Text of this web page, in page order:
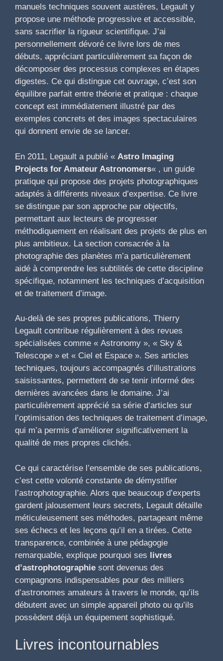
manuels techniques souvent austères, Legault y
propose une méthode progressive et accessible,
sans sacrifier la rigueur scientifique. J’ai
personnellement dévoré ce livre lors de mes
débuts, appréciant particulièrement sa façon de
décomposer des processus complexes en étapes
digestes. Ce qui distingue cet ouvrage, c’est son
équilibre parfait entre théorie et pratique : chaque
concept est immédiatement illustré par des
exemples concrets et des images spectaculaires
qui donnent envie de se lancer.
En 2011, Legault a publié « Astro Imaging
Projects for Amateur Astronomers« , un guide
pratique qui propose des projets photographiques
adaptés à différents niveaux d’expertise. Ce livre
se distingue par son approche par objectifs,
permettant aux lecteurs de progresser
méthodiquement en réalisant des projets de plus en
plus ambitieux. La section consacrée à la
photographie des planètes m’a particulièrement
aidé à comprendre les subtilités de cette discipline
spécifique, notamment les techniques d’acquisition
et de traitement d’image.
Au-delà de ses propres publications, Thierry
Legault contribue régulièrement à des revues
spécialisées comme « Astronomy », « Sky &
Telescope » et « Ciel et Espace ». Ses articles
techniques, toujours accompagnés d’illustrations
saisissantes, permettent de se tenir informé des
dernières avancées dans le domaine. J’ai
particulièrement apprécié sa série d’articles sur
l’optimisation des techniques de traitement d’image,
qui m’a permis d’améliorer significativement la
qualité de mes propres clichés.
Ce qui caractérise l’ensemble de ses publications,
c’est cette volonté constante de démystifier
l’astrophotographie. Alors que beaucoup d’experts
gardent jalousement leurs secrets, Legault détaille
méticuleusement ses méthodes, partageant même
ses échecs et les leçons qu’il en a tirées. Cette
transparence, combinée à une pédagogie
remarquable, explique pourquoi ses livres
d’astrophotographie sont devenus des
compagnons indispensables pour des milliers
d’astronomes amateurs à travers le monde, qu’ils
débutent avec un simple appareil photo ou qu’ils
possèdent déjà un équipement sophistiqué.
Livres incontournables